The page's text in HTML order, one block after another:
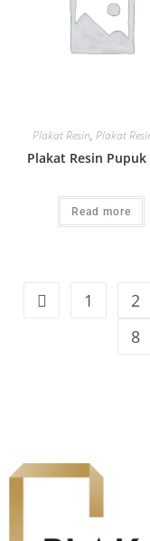
Plakat Resin, Plakat
Plakat Resin Pupuk
Read more
1 2
8